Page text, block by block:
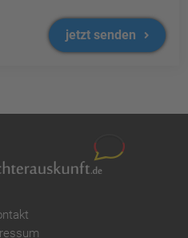
jetzt senden